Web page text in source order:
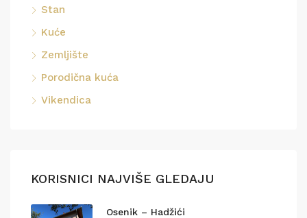
Stan
Kuće
Zemljište
Porodična kuća
Vikendica
KORISNICI NAJVIŠE GLEDAJU
Osenik – Hadžići